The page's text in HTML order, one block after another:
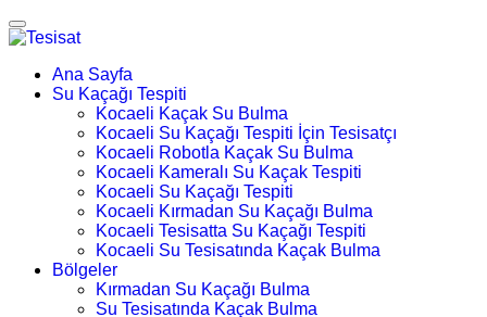
Ana Sayfa
Su Kaçağı Tespiti
Kocaeli Kaçak Su Bulma
Kocaeli Su Kaçağı Tespiti İçin Tesisatçı
Kocaeli Robotla Kaçak Su Bulma
Kocaeli Kameralı Su Kaçak Tespiti
Kocaeli Su Kaçağı Tespiti
Kocaeli Kırmadan Su Kaçağı Bulma
Kocaeli Tesisatta Su Kaçağı Tespiti
Kocaeli Su Tesisatında Kaçak Bulma
Bölgeler
Kırmadan Su Kaçağı Bulma
Su Tesisatında Kaçak Bulma